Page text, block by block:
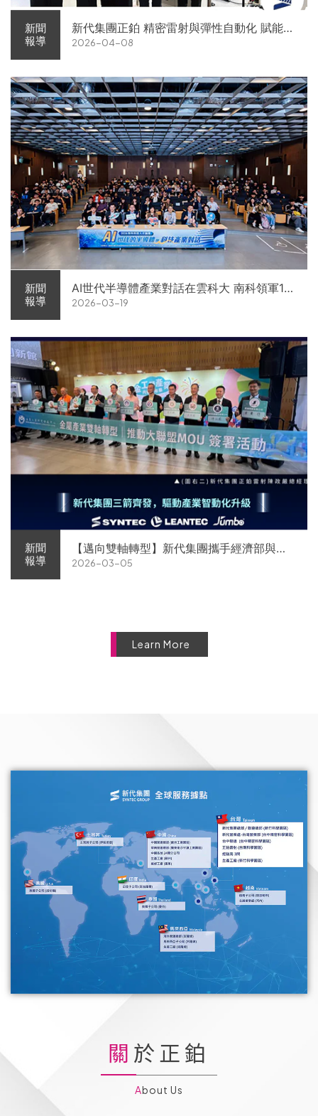
新聞
報導
新代集團正鉑 精密雷射與彈性自動化 賦能智
慧智造解方電子展亮相
2026-04-08
新聞
報導
AI世代半導體產業對話在雲科大 南科領軍11
家企業前進校園徵才
2026-03-19
新聞
報導
【邁向雙軸轉型】新代集團攜手經濟部與金
屬中心簽署MOU 領航 AI機器人智慧智造
2026-03-05
Learn More
關於正鉑
About Us